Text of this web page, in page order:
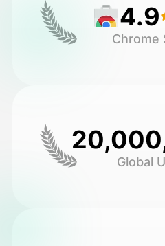
4.9
Chrome
Global